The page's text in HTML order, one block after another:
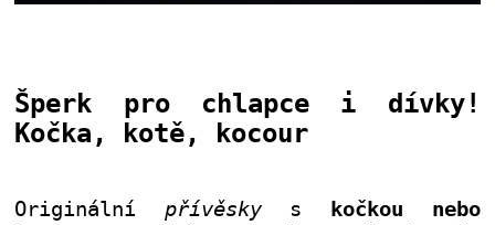
Šperk pro chlapce i dívky!
Kočka, kotě, kocour
Originální přívěsky s
kočkou nebo